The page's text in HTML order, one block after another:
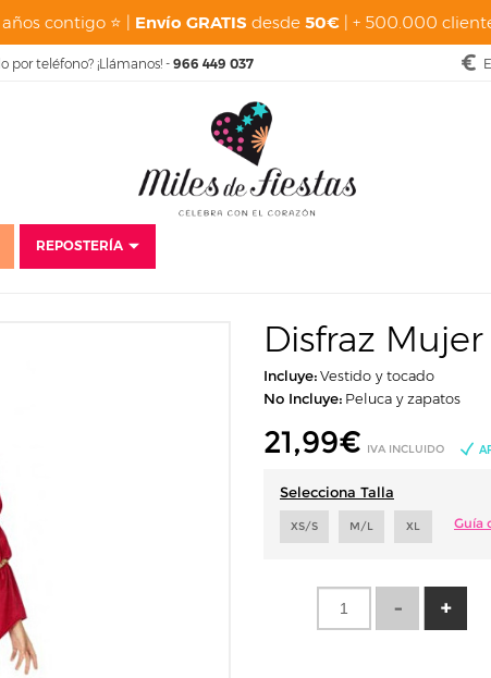
años contigo ⭐ | Envío GRATIS desde 50€ | + 500.000
por teléfono? ¡Llámanos! - 966 449 037
REPOSTERÍA
Disfraces Carnaval
Disfraz
Incluye:Vestido y tocado
No Incluye: Peluca y zapatos
21,99€ IVA INCLUIDO
Selecciona Talla
XS/S M/L XL Guía